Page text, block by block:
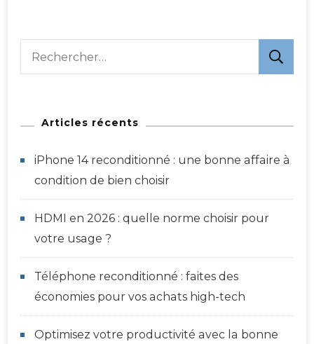
Rechercher :
Articles récents
iPhone 14 reconditionné : une bonne affaire à
condition de bien choisir
HDMI en 2026 : quelle norme choisir pour
votre usage ?
Téléphone reconditionné : faites des
économies pour vos achats high-tech
Optimisez votre productivité avec la bonne